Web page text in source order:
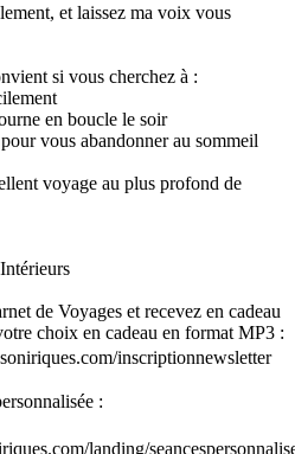
et laissez ma voix vous
si vous cherchez à :
en boucle le soir
vous abandonner au sommeil
voyage au plus profond de
de Voyages et recevez en cadeau
choix en cadeau en format MP3 :
inscriptionnewsletter
:
landing/